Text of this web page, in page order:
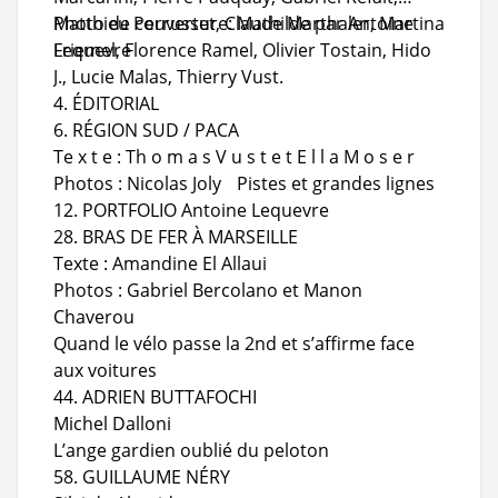
Matthieu Perrusset, Claude Marthaler, Martina
Friemel, Florence Ramel, Olivier Tostain, Hido
J., Lucie Malas, Thierry Vust.
Photo de couverture: Mathilde par Antoine
Lequevre
4. ÉDITORIAL
6. RÉGION SUD / PACA
Te x t e : Th o m a s V u s t e t E l l a M o s e r
Photos : Nicolas Joly Pistes et grandes lignes
12. PORTFOLIO Antoine Lequevre
28. BRAS DE FER À MARSEILLE
Texte : Amandine El Allaui
Photos : Gabriel Bercolano et Manon
Chaverou
Quand le vélo passe la 2nd et s’affirme face
aux voitures
44. ADRIEN BUTTAFOCHI
Michel Dalloni
L’ange gardien oublié du peloton
58. GUILLAUME NÉRY